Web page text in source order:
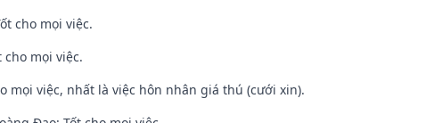
cho mọi việc.
cho mọi việc.
mọi việc, nhất là việc hôn nhân giá thú (cưới xin).